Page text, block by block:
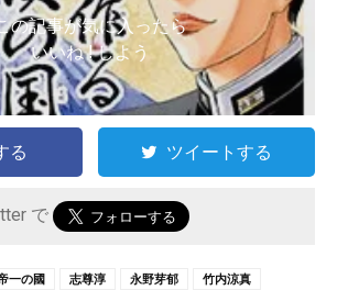
の記事が気に入ったら
いいね ! しよう
る ツイートする
で
一の國 志尊淳 永野芽郁
竹内涼真